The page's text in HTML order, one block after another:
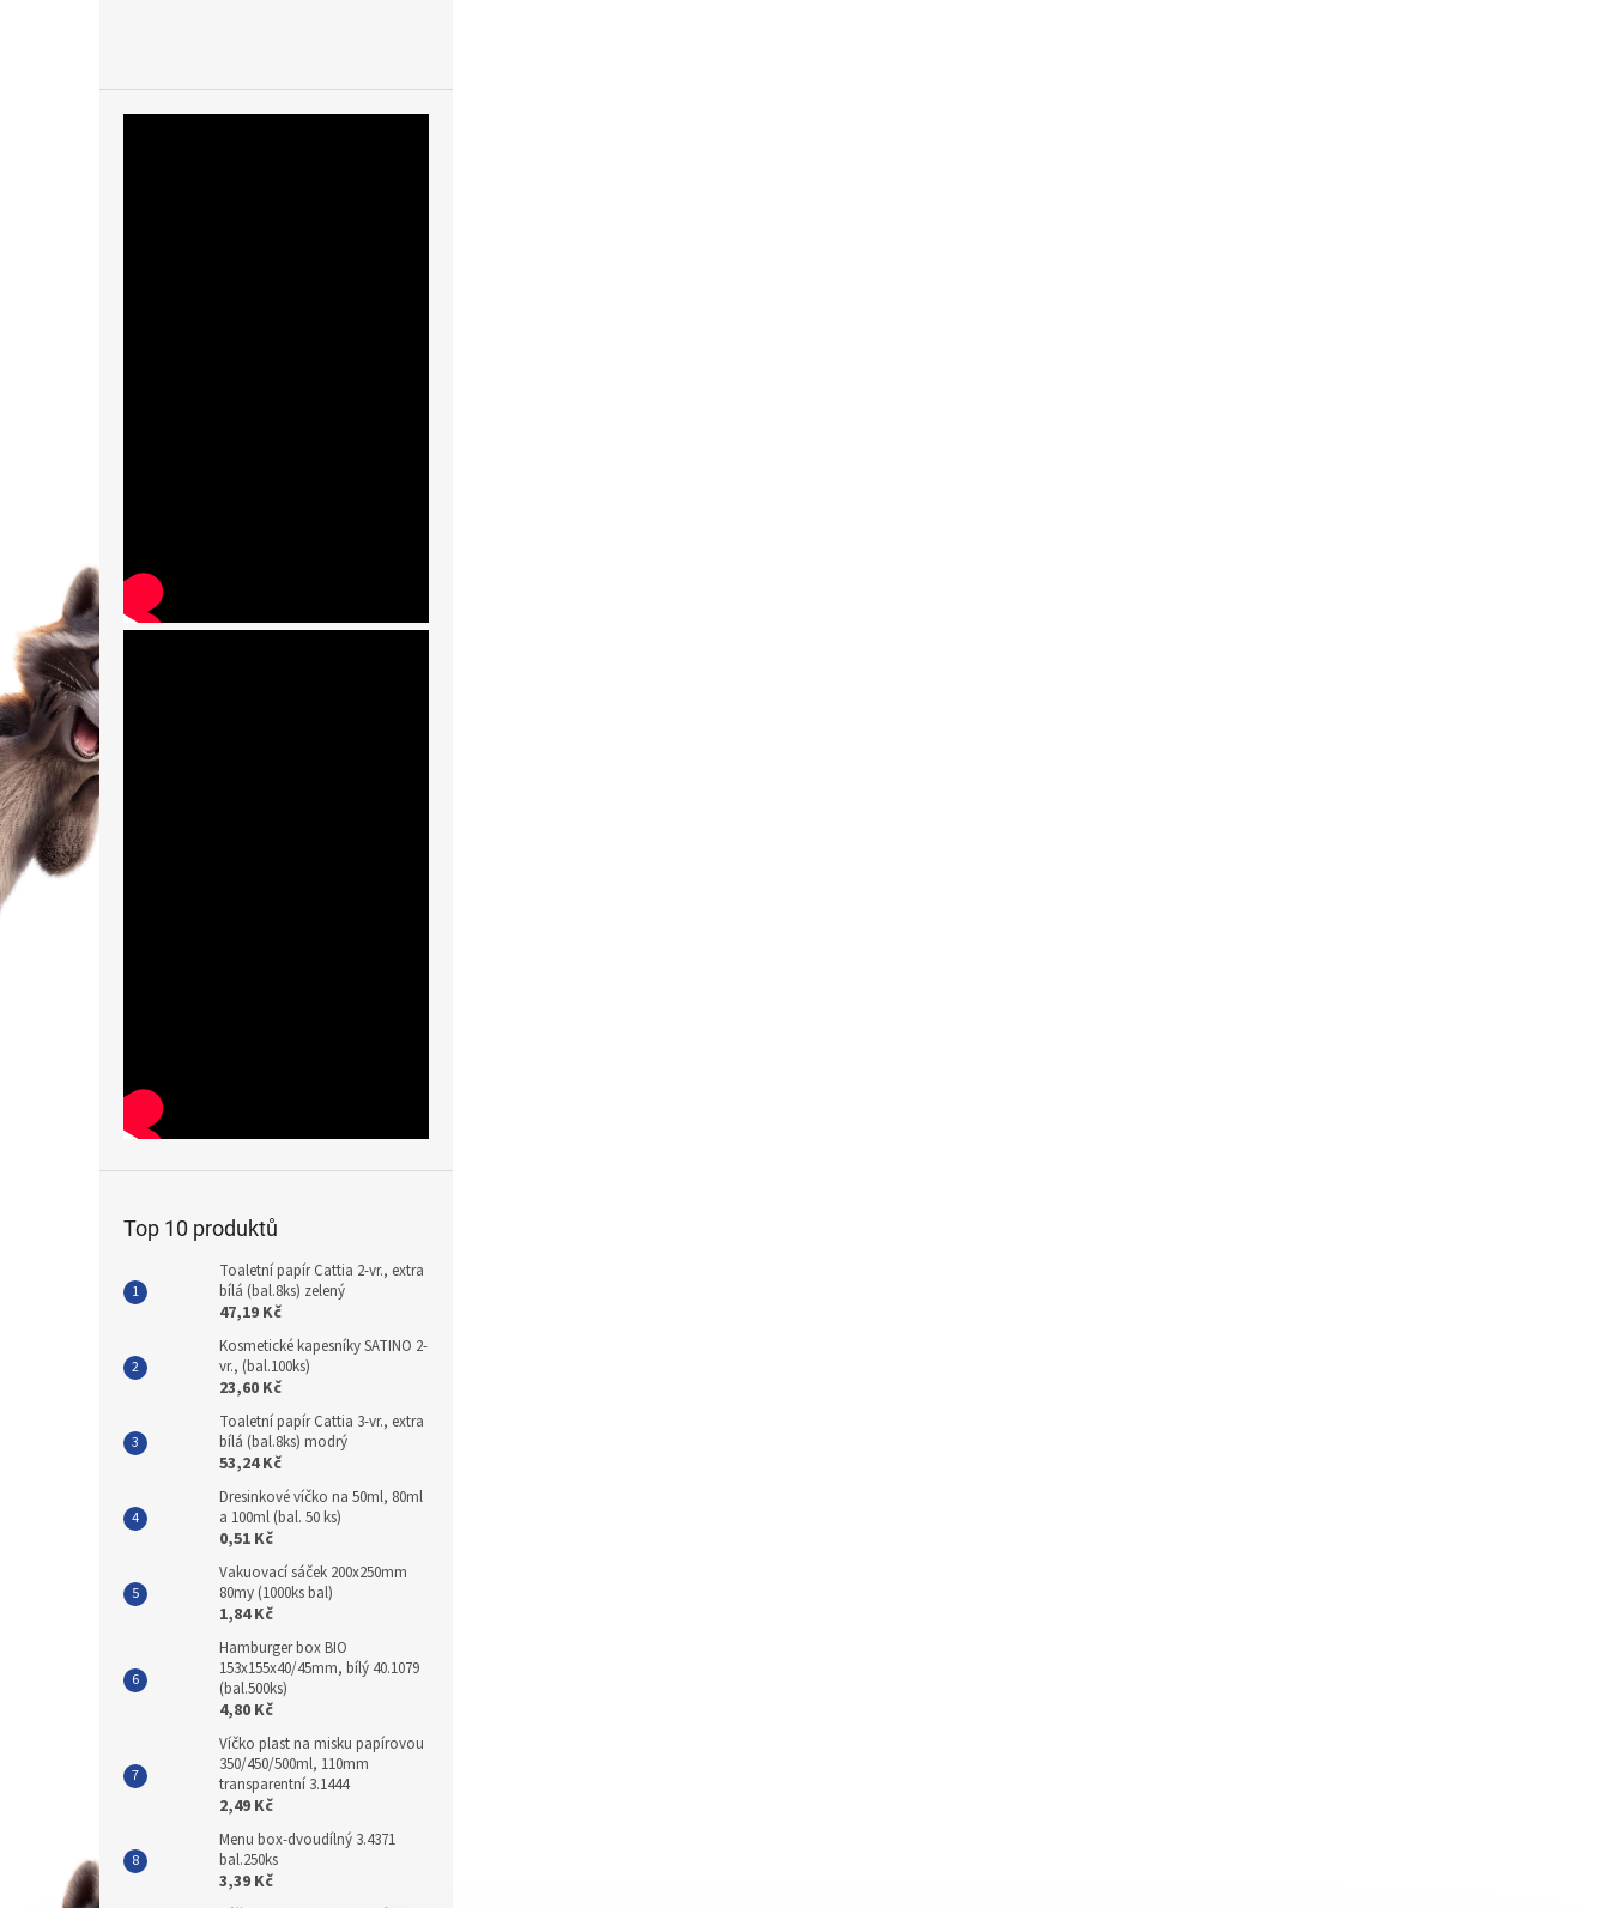
Top 10 produktů
Toaletní papír Cattia 2-vr., extra
bílá (bal.8ks) zelený
47,19 Kč
Kosmetické kapesníky SATINO 2-
vr., (bal.100ks)
23,60 Kč
Toaletní papír Cattia 3-vr., extra
bílá (bal.8ks) modrý
53,24 Kč
Dresinkové víčko na 50ml, 80ml
a 100ml (bal. 50 ks)
0,51 Kč
Vakuovací sáček 200x250mm
80my (1000ks bal)
1,84 Kč
Hamburger box BIO
153x155x40/45mm, bílý 40.1079
(bal.500ks)
4,80 Kč
Víčko plast na misku papírovou
350/450/500ml, 110mm
transparentní 3.1444
2,49 Kč
Menu box-dvoudílný 3.4371
bal.250ks
3,39 Kč